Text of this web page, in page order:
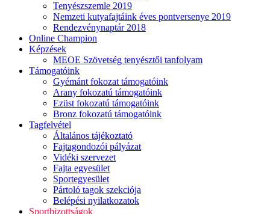
Tenyészszemle 2019
Nemzeti kutyafajtáink éves pontversenye 2019
Rendezvénynaptár 2018
Online Champion
Képzések
MEOE Szövetség tenyésztői tanfolyam
Támogatóink
Gyémánt fokozat támogatóink
Arany fokozatú támogatóink
Ezüst fokozatú támogatóink
Bronz fokozatú támogatóink
Tagfelvétel
Általános tájékoztató
Fajtagondozói pályázat
Vidéki szervezet
Fajta egyesület
Sportegyesület
Pártoló tagok szekciója
Belépési nyilatkozatok
Sportbizottságok